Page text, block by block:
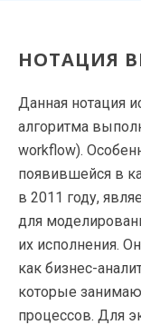
НОТАЦИЯ
Данная нотация
алгоритма
workflow).
появившейся в
в 2011 году,
для
их исполнения.
как бизнес-
которые
процессов. Для